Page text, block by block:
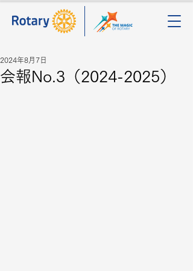
会報No.3（2024-2025）
2024年8月7日